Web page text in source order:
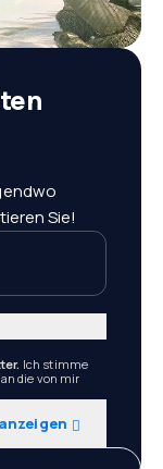
Sie!
Ich stimme
die von mir